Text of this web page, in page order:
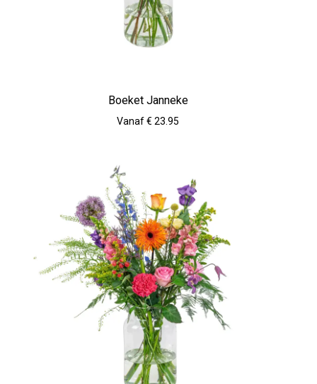
Boeket Janneke
Vanaf € 23.95